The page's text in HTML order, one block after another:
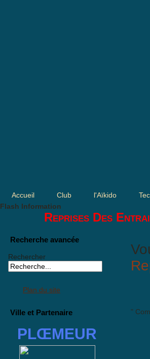
Accueil Club l'Aïkido
Flash Information
Reprises Des
Recherche avancée
Rechercher
Plan du site
Ville et Partenaire
PLŒMEUR
"